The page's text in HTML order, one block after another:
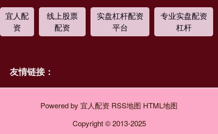
宜人配
资
线上股票
配资
实盘杠杆配资
平台
专业实盘配资
杠杆
友情链接：
Powered by 宜人配资 RSS地图 HTML地图
Copyright© 2013-2025